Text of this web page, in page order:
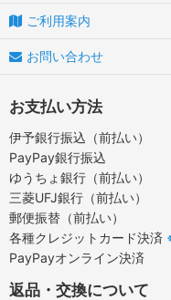
ご利用案内
お問い合わせ
お支払い方法
伊予銀行振込（前払い）
PayPay銀行振込
ゆうちょ銀行（前払い）
三菱UFJ銀行（前払い）
郵便振替（前払い）
各種クレジットカード決済
PayPayオンライン決済
返品・交換について